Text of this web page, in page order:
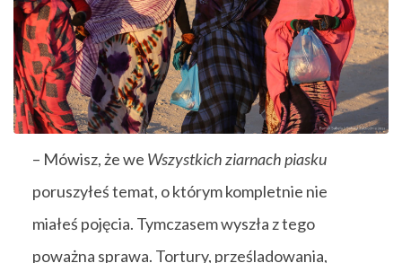
– Mówisz, że we Wszystkich ziarnach piasku
poruszyłeś temat, o którym kompletnie nie
miałeś pojęcia. Tymczasem wyszła z tego
poważna sprawa. Tortury, prześladowania,